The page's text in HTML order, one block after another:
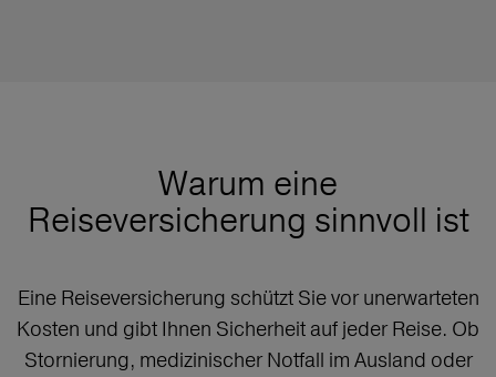
Warum eine
Reiseversicherung sinnvoll ist
Eine Reiseversicherung schützt Sie vor unerwarteten
Kosten und gibt Ihnen Sicherheit auf jeder Reise. Ob
Stornierung, medizinischer Notfall im Ausland oder